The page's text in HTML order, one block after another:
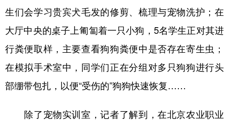
生们会学习贵宾犬毛发的修剪、梳理与宠物洗护；在
大厅中央的桌子上匍匐着一只小狗，5名学生正对其进
行粪便取样，主要查看狗狗粪便中是否存在寄生虫；
在模拟手术室中，同学们正在分组对多只狗狗进行头
部绷带包扎，以便“受伤的”狗狗快速恢复……
除了宠物实训室，记者了解到，在北京农业职业